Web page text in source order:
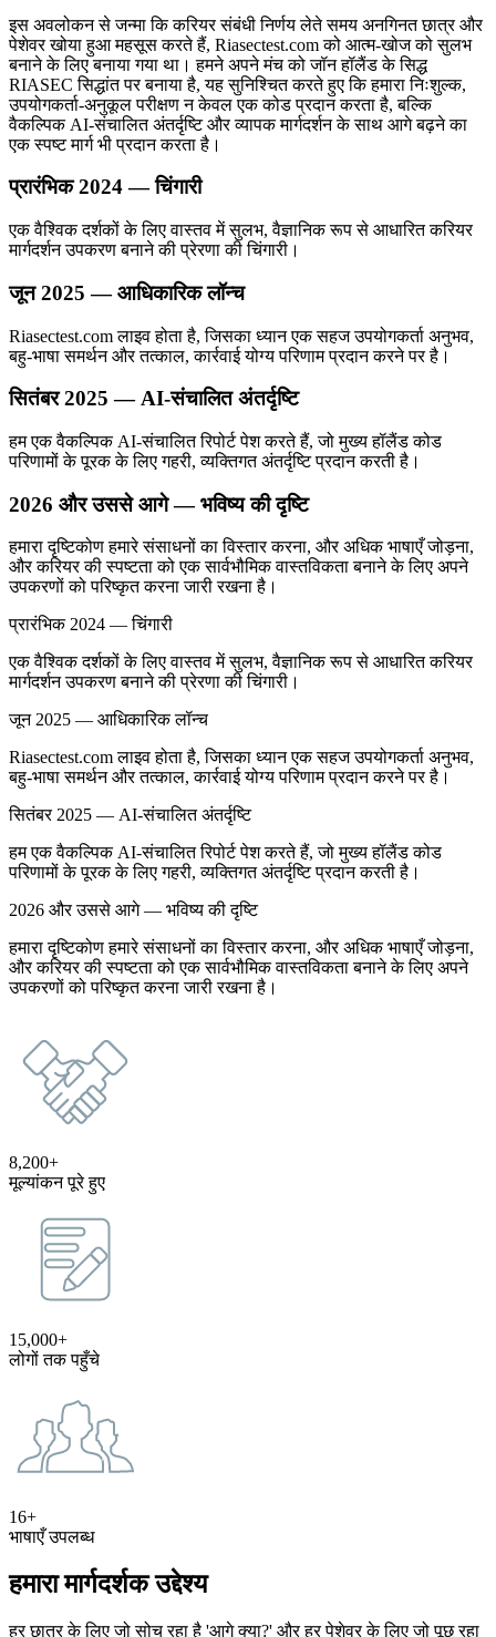
इस अवलोकन से जन्मा कि करियर संबंधी निर्णय लेते समय अनगिनत छात्र और
पेशेवर खोया हुआ महसूस करते हैं, Riasectest.com को आत्म-खोज को सुलभ
बनाने के लिए बनाया गया था। हमने अपने मंच को जॉन हॉलैंड के सिद्ध
RIASEC सिद्धांत पर बनाया है, यह सुनिश्चित करते हुए कि हमारा निःशुल्क,
उपयोगकर्ता-अनुकूल परीक्षण न केवल एक कोड प्रदान करता है, बल्कि
वैकल्पिक AI-संचालित अंतर्दृष्टि और व्यापक मार्गदर्शन के साथ आगे बढ़ने का
एक स्पष्ट मार्ग भी प्रदान करता है।
प्रारंभिक 2024 — चिंगारी
एक वैश्विक दर्शकों के लिए वास्तव में सुलभ, वैज्ञानिक रूप से आधारित करियर
मार्गदर्शन उपकरण बनाने की प्रेरणा की चिंगारी।
जून 2025 — आधिकारिक लॉन्च
Riasectest.com लाइव होता है, जिसका ध्यान एक सहज उपयोगकर्ता अनुभव,
बहु-भाषा समर्थन और तत्काल, कार्रवाई योग्य परिणाम प्रदान करने पर है।
सितंबर 2025 — AI-संचालित अंतर्दृष्टि
हम एक वैकल्पिक AI-संचालित रिपोर्ट पेश करते हैं, जो मुख्य हॉलैंड कोड
परिणामों के पूरक के लिए गहरी, व्यक्तिगत अंतर्दृष्टि प्रदान करती है।
2026 और उससे आगे — भविष्य की दृष्टि
हमारा दृष्टिकोण हमारे संसाधनों का विस्तार करना, और अधिक भाषाएँ जोड़ना,
और करियर की स्पष्टता को एक सार्वभौमिक वास्तविकता बनाने के लिए अपने
उपकरणों को परिष्कृत करना जारी रखना है।
प्रारंभिक 2024 — चिंगारी
एक वैश्विक दर्शकों के लिए वास्तव में सुलभ, वैज्ञानिक रूप से आधारित करियर
मार्गदर्शन उपकरण बनाने की प्रेरणा की चिंगारी।
जून 2025 — आधिकारिक लॉन्च
Riasectest.com लाइव होता है, जिसका ध्यान एक सहज उपयोगकर्ता अनुभव,
बहु-भाषा समर्थन और तत्काल, कार्रवाई योग्य परिणाम प्रदान करने पर है।
सितंबर 2025 — AI-संचालित अंतर्दृष्टि
हम एक वैकल्पिक AI-संचालित रिपोर्ट पेश करते हैं, जो मुख्य हॉलैंड कोड
परिणामों के पूरक के लिए गहरी, व्यक्तिगत अंतर्दृष्टि प्रदान करती है।
2026 और उससे आगे — भविष्य की दृष्टि
हमारा दृष्टिकोण हमारे संसाधनों का विस्तार करना, और अधिक भाषाएँ जोड़ना,
और करियर की स्पष्टता को एक सार्वभौमिक वास्तविकता बनाने के लिए अपने
उपकरणों को परिष्कृत करना जारी रखना है।
8,200+
मूल्यांकन पूरे हुए
15,000+
लोगों तक पहुँचे
16+
भाषाएँ उपलब्ध
हमारा मार्गदर्शक उद्देश्य
हर छात्र के लिए जो सोच रहा है 'आगे क्या?' और हर पेशेवर के लिए जो पूछ रहा